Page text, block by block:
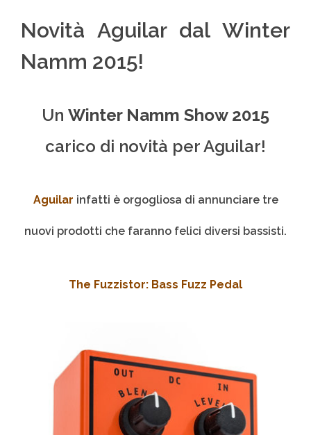
Novità Aguilar dal Winter
Namm 2015!
Un Winter Namm Show 2015
carico di novità per Aguilar!
Aguilar infatti è orgogliosa di annunciare tre
nuovi prodotti che faranno felici diversi bassisti.
The Fuzzistor: Bass Fuzz Pedal